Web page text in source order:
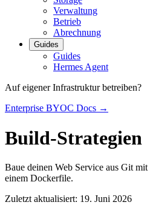
Verwaltung
Betrieb
Abrechnung
Guides
Guides
Hermes Agent
Auf eigener Infrastruktur betreiben?
Enterprise BYOC Docs →
Build-Strategien
Baue deinen Web Service aus Git
einem Dockerfile.
Zuletzt aktualisiert: 19. Juni 2026